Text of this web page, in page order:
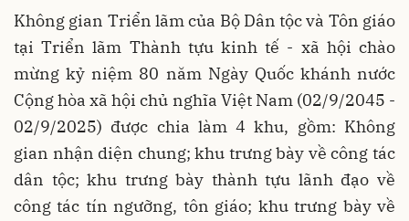
Không gian Triển lãm của Bộ Dân tộc và Tôn giáo
tại Triển lãm Thành tựu kinh tế - xã hội chào
mừng kỷ niệm 80 năm Ngày Quốc khánh nước
Cộng hòa xã hội chủ nghĩa Việt Nam (02/9/2045 -
02/9/2025) được chia làm 4 khu, gồm: Không
gian nhận diện chung; khu trưng bày về công tác
dân tộc; khu trưng bày thành tựu lãnh đạo về
công tác tín ngưỡng, tôn giáo; khu trưng bày về